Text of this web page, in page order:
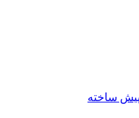
ساخته